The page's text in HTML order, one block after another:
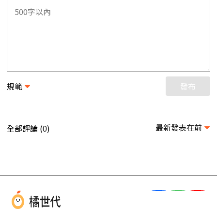
規範 發布
全部評論 (0) 最新發表在前